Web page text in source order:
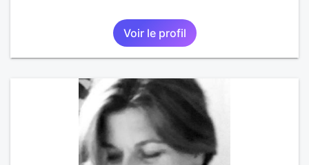
Voir le profil